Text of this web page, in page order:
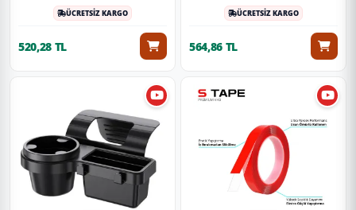
ÜCRETSİZ KARGO
520,28 TL
ÜCRETSİZ KARGO
564,86 TL